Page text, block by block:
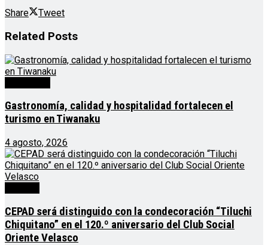
Share Tweet
Related Posts
Gastronomía, calidad y hospitalidad fortalecen el
turismo en Tiwanaku
4 agosto, 2026
CEPAD será distinguido con la condecoración “Tiluchi
Chiquitano” en el 120.º aniversario del Club Social
Oriente Velasco